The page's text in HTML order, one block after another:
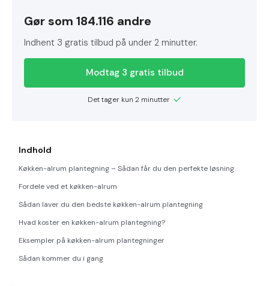
Gør som 184.116 andre
Indhent 3 gratis tilbud på under 2 minutter.
Modtag 3 gratis tilbud
Det tager kun 2 minutter
Indhold
Køkken-alrum plantegning – Sådan får du den perfekte løsning
Fordele ved et køkken-alrum
Sådan laver du den bedste køkken-alrum plantegning
Hvad koster en køkken-alrum plantegning?
Eksempler på køkken-alrum plantegninger
Sådan kommer du i gang